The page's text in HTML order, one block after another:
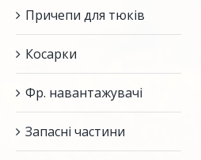
Причепи для тюків
Косарки
Фр. навантажувачі
Запасні частини